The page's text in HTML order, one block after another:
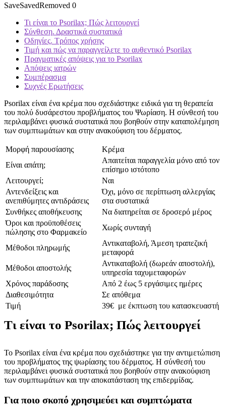
SaveSavedRemoved 0
Τι είναι το Psorilax; Πώς λειτουργεί
Σύνθεση. Δραστικά συστατικά
Οδηγίες. Τρόπος χρήσης
Τιμή και πώς να παραγγείλετε το αυθεντικό Psorilax
Πραγματικές απόψεις για το Psorilax
Απόψεις ιατρών
Συμπέρασμα
Συχνές Ερωτήσεις
Psorilax είναι ένα κρέμα που σχεδιάστηκε ειδικά για τη θεραπεία
του πολύ δυσάρεστου προβλήματος του Ψωρίαση. Η σύνθεσή του
περιλαμβάνει φυσικά συστατικά που βοηθούν στην καταπολέμηση
των συμπτωμάτων και στην ανακούφιση του δέρματος.
Μορφή παρουσίασης
Κρέμα
Είναι απάτη;
Απαιτείται παραγγελία μόνο από τον
επίσημο ιστότοπο
Λειτουργεί;
Ναι
Αντενδείξεις και
ανεπιθύμητες αντιδράσεις
Όχι, μόνο σε περίπτωση αλλεργίας
στα συστατικά
Συνθήκες αποθήκευσης
Να διατηρείται σε δροσερό μέρος
Όροι και προϋποθέσεις
πώλησης στο Φαρμακείο
Χωρίς συνταγή
Μέθοδοι πληρωμής
Αντικαταβολή, Άμεση τραπεζική
μεταφορά
Μέθοδοι αποστολής
Αντικαταβολή (δωρεάν αποστολή),
υπηρεσία ταχυμεταφορών
Χρόνος παράδοσης
Από 2 έως 5 εργάσιμες ημέρες
Διαθεσιμότητα
Σε απόθεμα
Τιμή
39€ με έκπτωση του κατασκευαστή
Τι είναι το Psorilax; Πώς λειτουργεί
Το Psorilax είναι ένα κρέμα που σχεδιάστηκε για την αντιμετώπιση
του προβλήματος της ψωρίασης του δέρματος. Η σύνθεσή του
περιλαμβάνει φυσικά συστατικά που βοηθούν στην ανακούφιση
των συμπτωμάτων και την αποκατάσταση της επιδερμίδας.
Για ποιο σκοπό χρησιμεύει και συμπτώματα